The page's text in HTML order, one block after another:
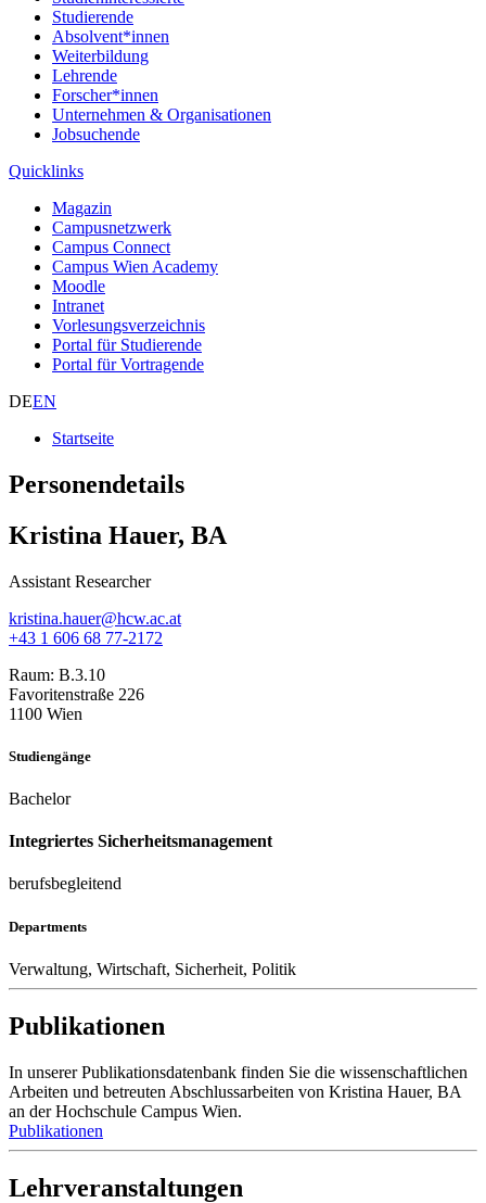
Studierende
Absolvent*innen
Weiterbildung
Lehrende
Forscher*innen
Unternehmen & Organisationen
Jobsuchende
Quicklinks
Magazin
Campusnetzwerk
Campus Connect
Campus Wien Academy
Moodle
Intranet
Vorlesungsverzeichnis
Portal für Studierende
Portal für Vortragende
DEEN
Startseite
Personendetails
Kristina Hauer, BA
Assistant Researcher
kristina.hauer@hcw.ac.at
+43 1 606 68 77-2172
Raum: B.3.10
Favoritenstraße 226
1100 Wien
Studiengänge
Bachelor
Integriertes Sicherheitsmanagement
berufsbegleitend
Departments
Verwaltung, Wirtschaft, Sicherheit, Politik
Publikationen
In unserer Publikationsdatenbank finden Sie die wissenschaftlichen
Arbeiten und betreuten Abschlussarbeiten von Kristina Hauer, BA
an der Hochschule Campus Wien.
Publikationen
Lehrveranstaltungen